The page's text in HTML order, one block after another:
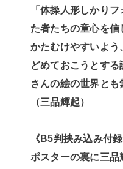
「体操人形しかり
た者たちの童心を
かたむけやすいよう
どめておこうとす
さんの絵の世界とも
（三品輝起）
《B5判挟み込み付
ポスターの裏に三品